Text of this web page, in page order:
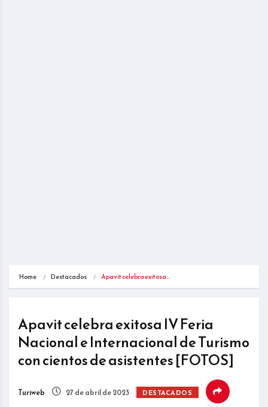
Home Destacados Apavit celebra exitosa…
Apavit celebra exitosa IV Feria
Nacional e Internacional de Turismo
con cientos de asistentes [FOTOS]
Turiweb 27 de abril de 2023 DESTACADOS